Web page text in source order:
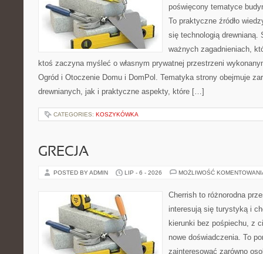
poświęcony tematyce
To praktyczne źródło
się technologią drewnianą.
ważnych zagadnieniach,
ktoś zaczyna myśleć o własnym prywatnej przestrzeni
Ogród i Otoczenie Domu i DomPol. Tematyka strony obejmuje
drewnianych, jak i praktyczne aspekty, które […]
CATEGORIES: KOSZYKÓWKA
GRECJA
POSTED BY ADMIN LIP - 6 - 2026 MOŻLIWOŚĆ
Cherrish to różnorodna
interesują się turystyką i
kierunki bez pośpiechu, z
nowe doświadczenia. To
zainteresować zarówno